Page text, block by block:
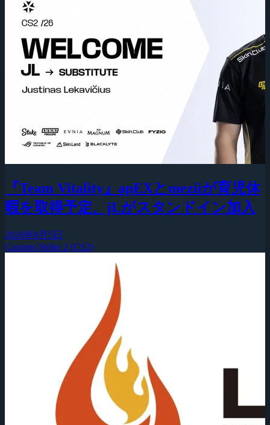
『Team Vitality』apEXとmeziiが育児休
暇を取得予定、jLがスタンドイン加入
2026年8月5日
Counter-Strike 2 (CS2)